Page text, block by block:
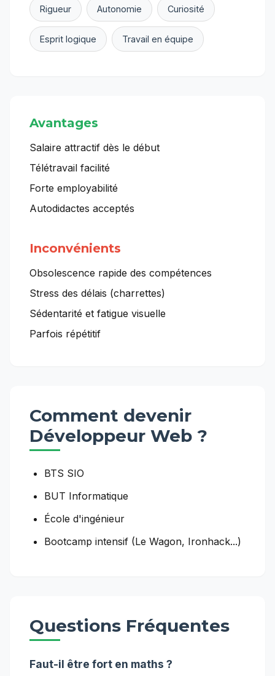
Rigueur Autonomie Curiosité
Esprit logique Travail en équipe
Avantages
Salaire attractif dès le début
Télétravail facilité
Forte employabilité
Autodidactes acceptés
Inconvénients
Obsolescence rapide des compétences
Stress des délais (charrettes)
Sédentarité et fatigue visuelle
Parfois répétitif
Comment devenir
Développeur Web ?
BTS SIO
BUT Informatique
École d'ingénieur
Bootcamp intensif (Le Wagon, Ironhack...)
Questions Fréquentes
Faut-il être fort en maths ?